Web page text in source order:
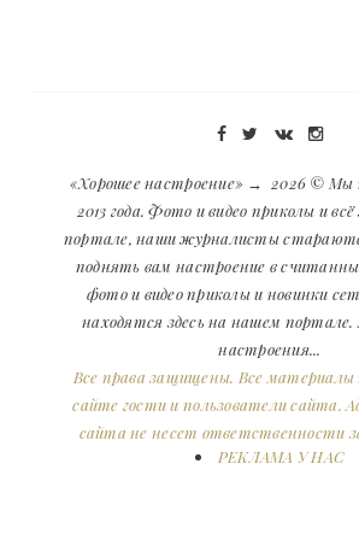
«Хорошее настроение» → 2026 © Мы
2013 года. Фото и видео приколы и
портале, наши журналисты
поднять вам настроение в
фото и видео приколы и новинки
находятся здесь на нашем портале.
настроения...
Все права защищены. Все
сайте гости и пользователи сайта.
сайта не несет ответственности
РЕКЛАМА У НАС